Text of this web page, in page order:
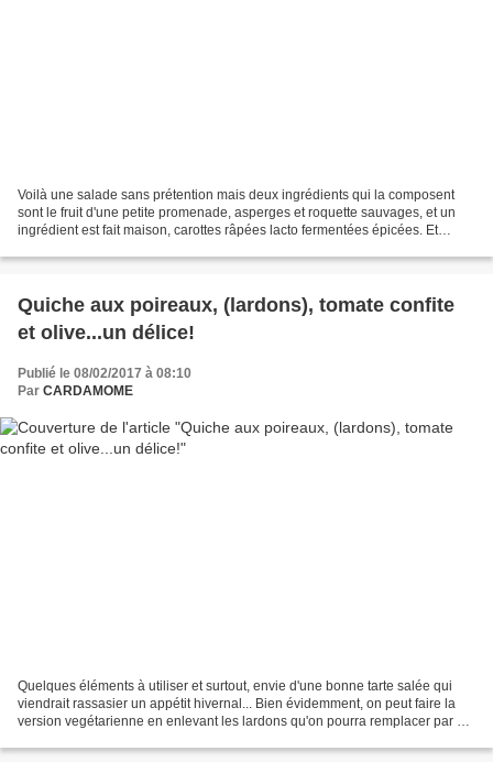
Voilà une salade sans prétention mais deux ingrédients qui la composent
sont le fruit d'une petite promenade, asperges et roquette sauvages, et un
ingrédient est fait maison, carottes râpées lacto fermentées épicées. Et
Quiche aux poireaux, (lardons), tomate confite
et olive...un délice!
Publié le 08/02/2017 à 08:10
Par CARDAMOME
Quelques éléments à utiliser et surtout, envie d'une bonne tarte salée qui
viendrait rassasier un appétit hivernal... Bien évidemment, on peut faire la
version vegétarienne en enlevant les lardons qu'on pourra remplacer par du